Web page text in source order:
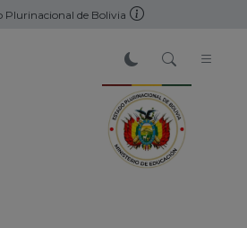
Plurinacional de Bolivia